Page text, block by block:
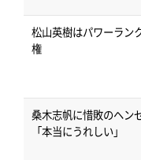
松山英樹はパワーラ
権
桑木志帆に惜敗のヘン
「本当にうれしい」